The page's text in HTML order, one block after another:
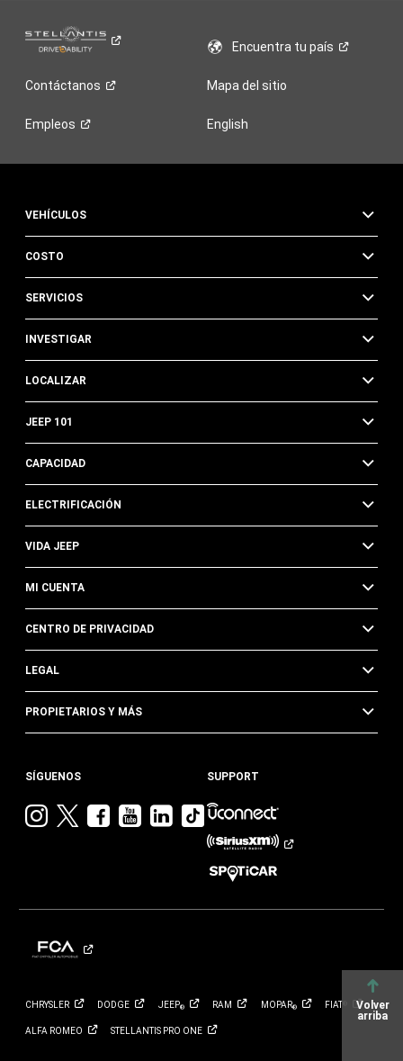
Volver
arriba
Encuentra tupaís
Contáctanos Mapa del sitio
Empleos English
VEHÍCULOS
COSTO
SERVICIOS
INVESTIGAR
LOCALIZAR
JEEP 101
CAPACIDAD
ELECTRIFICACIÓN
VIDA JEEP
MI CUENTA
CENTRO DE PRIVACIDAD
LEGAL
PROPIETARIOS Y MÁS
SÍGUENOS
VisitaVisitaVisitaVisita
YouTube
Visita
Jeep
Linkedin
Visita
Jeep
en
TikTok
SUPPORT
CHRYSLER DODGE JEEP® RAM MOPAR® FIAT
ALFA ROMEO STELLANTIS PRO ONE